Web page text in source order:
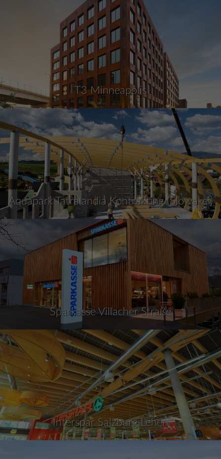
T3 Minneapolis
Aquapark Tatralandia Kontrakting (Slowakei)
Sparkasse Villacher Straße
Interspar Salzburg Lehen